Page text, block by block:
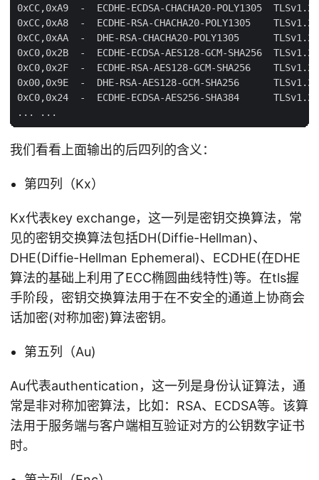
0xCC,0xA9  -  ECDHE-ECDSA-CHACHA20-POLY1305
0xCC,0xA8  -  ECDHE-RSA-CHACHA20-POLY1305
0xCC,0xAA  -  DHE-RSA-CHACHA20-POLY1305
0xC0,0x2B  -  ECDHE-ECDSA-AES128-GCM-SHA256
0xC0,0x2F  -  ECDHE-RSA-AES128-GCM-SHA256
0x00,0x9E  -  DHE-RSA-AES128-GCM-SHA256
0xC0,0x24  -  ECDHE-ECDSA-AES256-SHA384
我们看看上面输出的后四列的含义：
第四列（Kx）
Kx代表key exchange，这一列是密钥交换算法，常
见的密钥交换算法包括DH(Diffie-Hellman)、
DHE(Diffie-Hellman Ephemeral)、ECDHE(在DHE
算法的基础上利用了ECC椭圆曲线特性)等。在tls握
手阶段，密钥交换算法用于在不安全的通道上协商会
话加密(对称加密)算法密钥。
第五列（Au)
Au代表authentication，这一列是身份认证算法，通
常是非对称加密算法，比如：RSA、ECDSA等。该算
法用于服务端与客户端相互验证对方的公钥数字证书
时。